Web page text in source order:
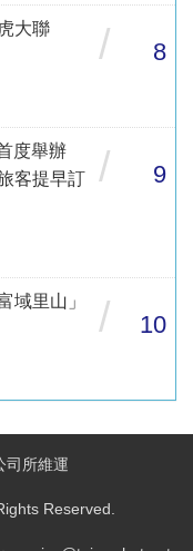
大聯
/ 8
度舉辦
客提早訂
/ 9
域里山」
/ 10
司所維運
Reserved.